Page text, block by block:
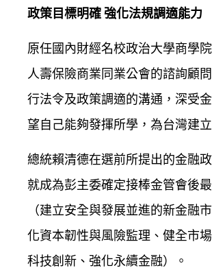
政策目標明確 強化法規調適能力
原任國內財經名校政治大學商學
人壽保險商業同業公會的諮詢顧
行法令及政策調適的溝通，深受
望自己能夠發揮所學，為台灣建
總統賴清德在選前所提出的金融
就成為彭主委確定接棒金管會後
（建立安全與發展並進的新金融
化資本韌性與風險監理、健全市
科技創新、強化永續金融）。